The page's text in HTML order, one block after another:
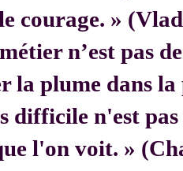
courage. »
n’est pas
la plume dans
difficile n'est
l'on voit. »